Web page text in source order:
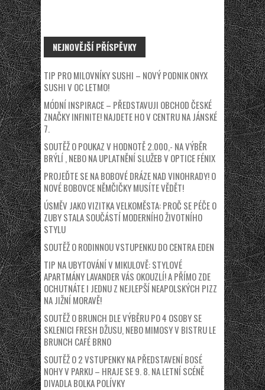
NEJNOVĚJŠÍ PŘÍSPĚVKY
TIP PRO MILOVNÍKY SUSHI – NOVÝ PODNIK ONYX
SUSHI V OC LETMO!
MÓDNÍ INSPIRACE – PŘEDSTAVUJI OBCHOD ČESKÉ
ZNAČKY INFINITE! NAJDETE HO V CENTRU NA JÁNSKÉ
7.
SOUTĚŽ O POUKAZ V HODNOTĚ 2.000,- NA VÝBĚR
BRÝLÍ , NEBO NA UPLATNĚNÍ SLUŽEB V OPTICE FÉNIX
PROJEĎTE SE NA BOBOVÉ DRÁZE NAD VINOHRADY! O
NOVÉ BOBOVCE NĚMČIČKY MUSÍTE VĚDĚT!
ÚSMĚV JAKO VIZITKA VELKOMĚSTA: PROČ SE PÉČE O
ZUBY STALA SOUČÁSTÍ MODERNÍHO ŽIVOTNÍHO
STYLU
SOUTĚŽ O RODINNOU VSTUPENKU DO CENTRA EDEN
TIP NA UBYTOVÁNÍ V MIKULOVĚ: STYLOVÉ
APARTMÁNY LAVANDER VÁS OKOUZLÍ! A PŘÍMO ZDE
OCHUTNÁTE I JEDNU Z NEJLEPŠÍ NEAPOLSKÝCH PIZZ
NA JIŽNÍ MORAVĚ!
SOUTĚŽ O BRUNCH DLE VÝBĚRU PO 4 OSOBY SE
SKLENICI FRESH DŽUSU, NEBO MIMOSY V BISTRU LE
BRUNCH CAFÉ BRNO
SOUTĚŽ O 2 VSTUPENKY NA PŘEDSTAVENÍ BOSÉ
NOHY V PARKU – HRAJE SE 9. 8. NA LETNÍ SCÉNĚ
DIVADLA BOLKA POLÍVKY